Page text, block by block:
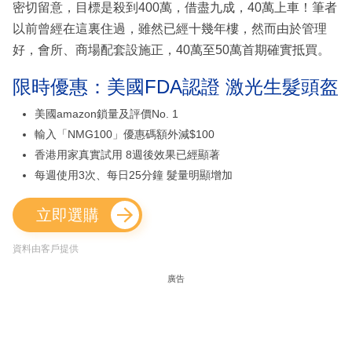
密切留意，目標是殺到400萬，借盡九成，40萬上車！筆者
以前曾經在這裏住過，雖然已經十幾年樓，然而由於管理
好，會所、商場配套設施正，40萬至50萬首期確實抵買。
限時優惠：美國FDA認證 激光生髮頭盔
美國amazon鎖量及評價No. 1
輸入「NMG100」優惠碼額外減$100
香港用家真實試用 8週後效果已經顯著
每週使用3次、每日25分鐘 髮量明顯增加
立即選購
資料由客戶提供
廣告